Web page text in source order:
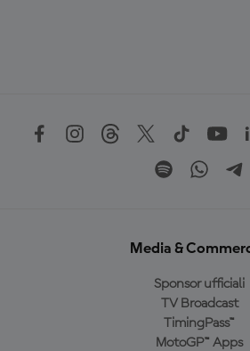
Media &
Sponsor ufficiali
TV Broadcast
TimingPass™
MotoGP™ Apps